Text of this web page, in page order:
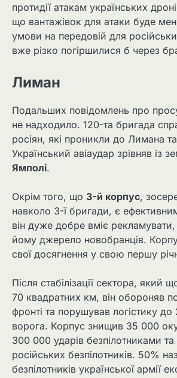
протидії атакам українських
що вантажівок для атаки буде
умови на передовій для
вже різко погіршилися б через
Лиман
Подальших повідомлень про
не надходило. 120-та бригада
росіян, які проникли до Лимана
Український авіаудар зрівняв із
Ямполі.
Окрім того, що 3-й корпус,
навколо 3-ї бригади, є
він дуже добре вміє
йому джерело новобранців.
свої досягнення у свою першу
Після стабілізації сектора, який
70 квадратних км, він обороняв
фронті та порушував логістику
ворога. Корпус знищив 35 000
300 000 ударів безпілотниками
російських безпілотників. 50%
безпілотників української армії